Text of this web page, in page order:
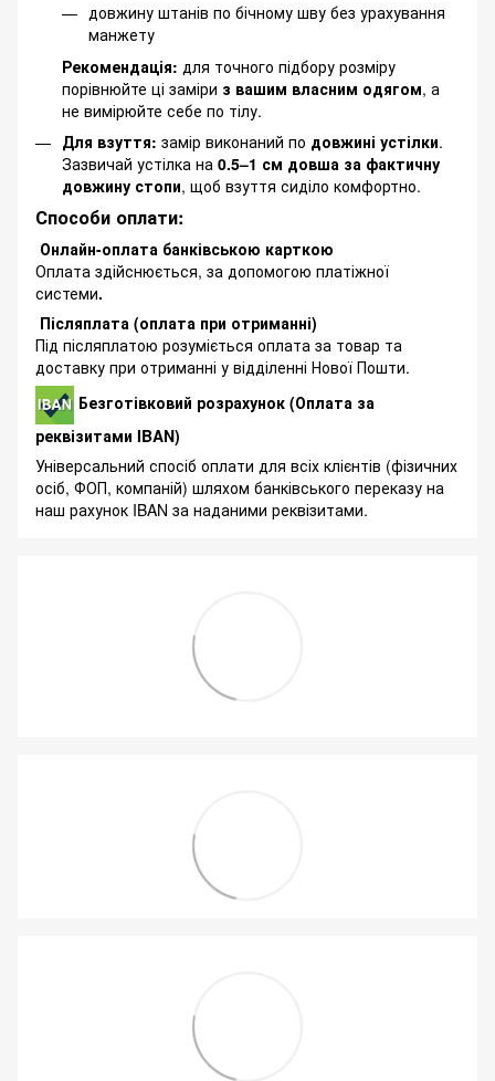
довжину штанів по бічному шву без урахування
манжету
Рекомендація: для точного підбору розміру
порівнюйте ці заміри з вашим власним одягом, а
не вимірюйте себе по тілу.
Для взуття: замір виконаний по довжині устілки.
Зазвичай устілка на 0.5–1 см довша за фактичну
довжину стопи, щоб взуття сиділо комфортно.
Способи оплати:
Онлайн-оплата банківською карткою
Оплата здійснюється, за допомогою платіжної
системи.
Післяплата (оплата при отриманні)
Під післяплатою розуміється оплата за товар та
доставку при отриманні у відділенні Нової Пошти.
Безготівковий розрахунок (Оплата за
реквізитами IBAN)
Універсальний спосіб оплати для всіх клієнтів (фізичних
осіб, ФОП, компаній) шляхом банківського переказу на
наш рахунок IBAN за наданими реквізитами.